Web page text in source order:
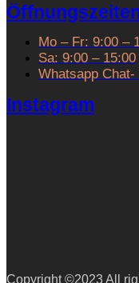
Mo – Fr: 9:00 –
Sa: 9:00 – 15:00
Whatsapp Chat-
Instagram
Copyright ©2023 All